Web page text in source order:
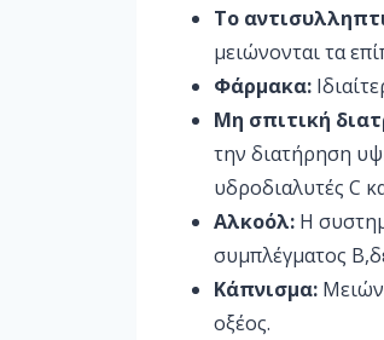
Το
μειώνονται τα
Φάρμακα:
Μη σπιτική
την διατήρηση
υδροδιαλυτές C
Αλκοόλ: Η
συμπλέγματος
Κάπνισμα:
οξέος.